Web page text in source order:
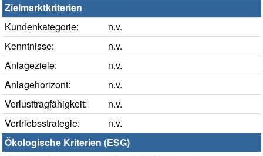
Zielmarktkriterien
Kundenkategorie:
n.v.
Kenntnisse:
n.v.
Anlageziele:
n.v.
Anlagehorizont:
n.v.
Verlusttragfähigkeit:
n.v.
Vertriebsstrategie:
n.v.
Ökologische Kriterien (ESG)